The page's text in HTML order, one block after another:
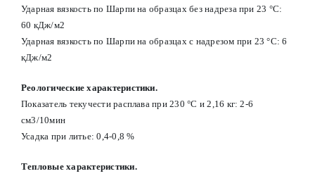
Ударная вязкость по Шарпи на образцах без надреза при 23 °С:
60 кДж/м2
Ударная вязкость по Шарпи на образцах с надрезом при 23 °С: 6
кДж/м2
Реологические характеристики.
Показатель текучести расплава при 230 °С и 2,16 кг: 2-6
см3/10мин
Усадка при литье: 0,4-0,8 %
Тепловые характеристики.